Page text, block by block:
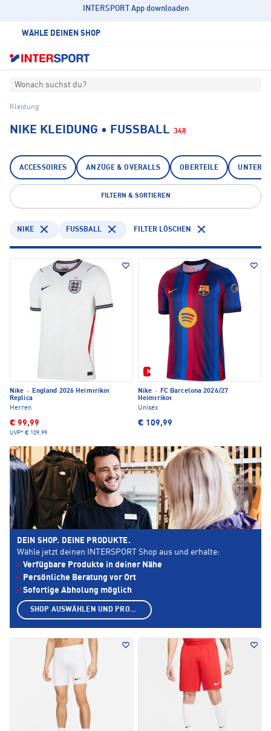
INTERSPORT App downloaden
WÄHLE DEINEN SHOP
Wonach suchst du?
Kleidung
NIKE KLEIDUNG • FUSSBALL 348
ACCESSOIRES ANZÜGE & OVERALLS OBERTEILE
FILTERN & SORTIEREN
NIKE FUSSBALL FILTER LÖSCHEN
Nike ·
England 2026 Heimtrikot
Replica
Herren
€ 99,99
UVP* € 109,99
Neu
Nike ·
FC Barcelona 2026/27
Heimtrikot
Unisex
€ 109,99
DEIN SHOP. DEINE PRODUKTE.
Wähle jetzt deinen INTERSPORT Shop aus und erhalte:
Verfügbare Produkte in deiner Nähe
Persönliche Beratung vor Ort
Sofortige Abholung möglich
SHOP AUSWÄHLEN UND PRODUKTE ANZEIGEN